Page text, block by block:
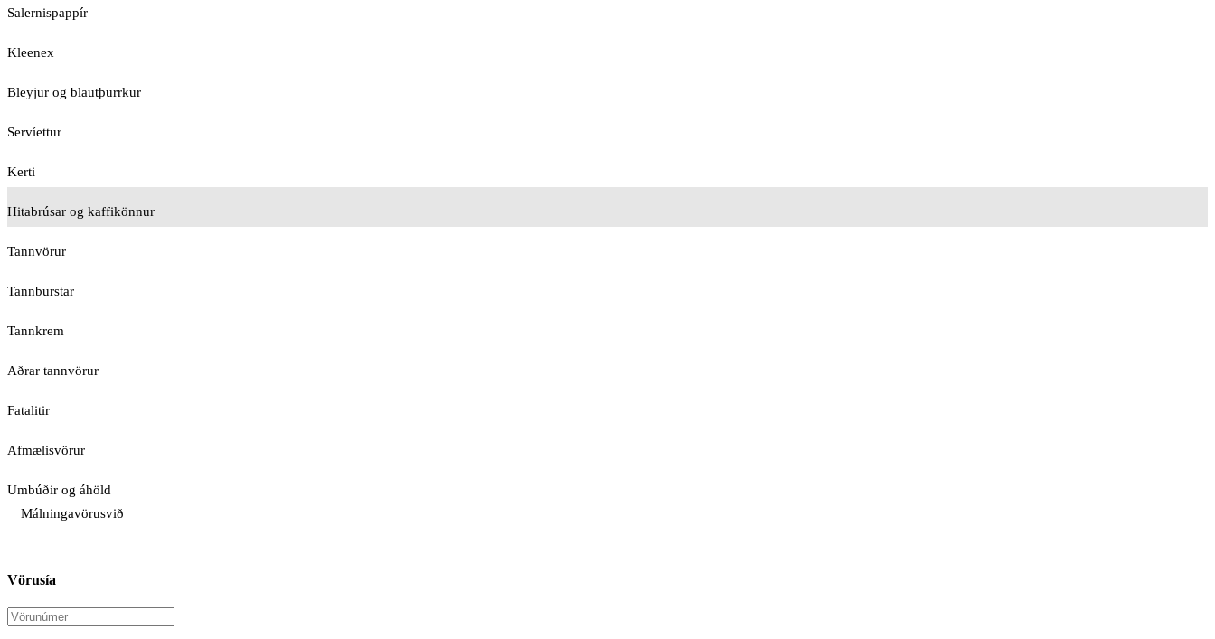
Salernispappír
Kleenex
Bleyjur og blautþurrkur
Servíettur
Kerti
Hitabrúsar og kaffikönnur
Tannvörur
Tannburstar
Tannkrem
Aðrar tannvörur
Fatalitir
Afmælisvörur
Umbúðir og áhöld
Málningavörusvið
Vörusía